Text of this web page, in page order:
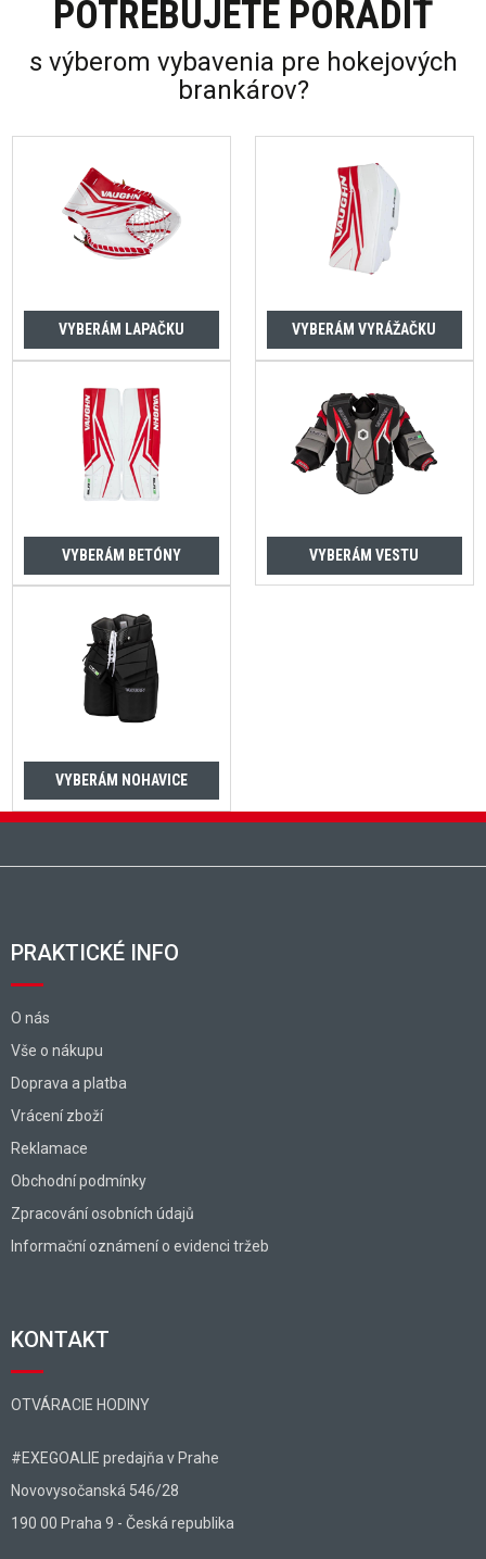
POTREBUJETE PORADIŤ
s výberom vybavenia pre hokejových
brankárov?
VYBERÁM LAPAČKU VYBERÁM VYRÁŽAČKU
VYBERÁM BETÓNY VYBERÁM VESTU
VYBERÁM NOHAVICE
PRAKTICKÉ INFO
O nás
Vše o nákupu
Doprava a platba
Vrácení zboží
Reklamace
Obchodní podmínky
Zpracování osobních údajů
Informační oznámení o evidenci tržeb
KONTAKT
OTVÁRACIE HODINY
#EXEGOALIE predajňa v Prahe
Novovysočanská 546/28
190 00 Praha 9 - Česká republika